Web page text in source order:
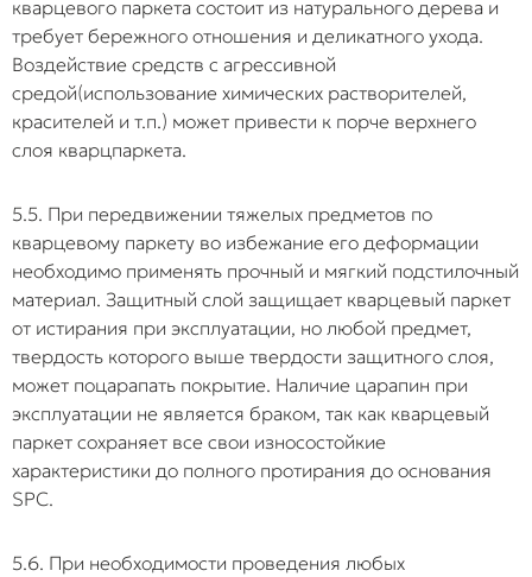
кварцевого паркета состоит из натурального дерева и
требует бережного отношения и деликатного ухода.
Воздействие средств с агрессивной
средой(использование химических растворителей,
красителей и т.п.) может привести к порче верхнего
слоя кварцпаркета.
5.5. При передвижении тяжелых предметов по
кварцевому паркету во избежание его деформации
необходимо применять прочный и мягкий подстилочный
материал. Защитный слой защищает кварцевый паркет
от истирания при эксплуатации, но любой предмет,
твердость которого выше твердости защитного слоя,
может поцарапать покрытие. Наличие царапин при
эксплуатации не является браком, так как кварцевый
паркет сохраняет все свои износостойкие
характеристики до полного протирания до основания
SPC.
5.6. При необходимости проведения любых